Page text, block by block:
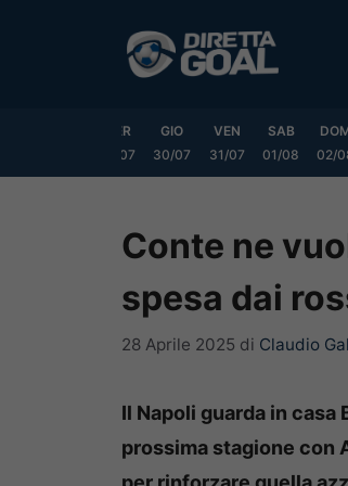
MER
29/07
GIO
30/07
VEN
31/07
SAB
01/08
02/
Conte ne
spesa dai
28 Aprile 2025 di Claudio
Il Napoli guarda in
prossima stagione con